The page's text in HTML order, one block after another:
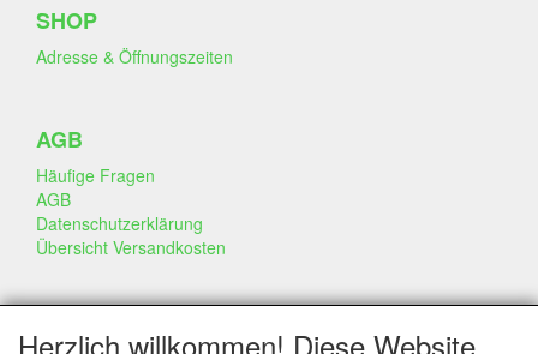
SHOP
Adresse & Öffnungszeiten
AGB
Häufige Fragen
AGB
Datenschutzerklärung
Übersicht Versandkosten
GESCHÄFT & INFO
Herzlich willkommen! Diese Website